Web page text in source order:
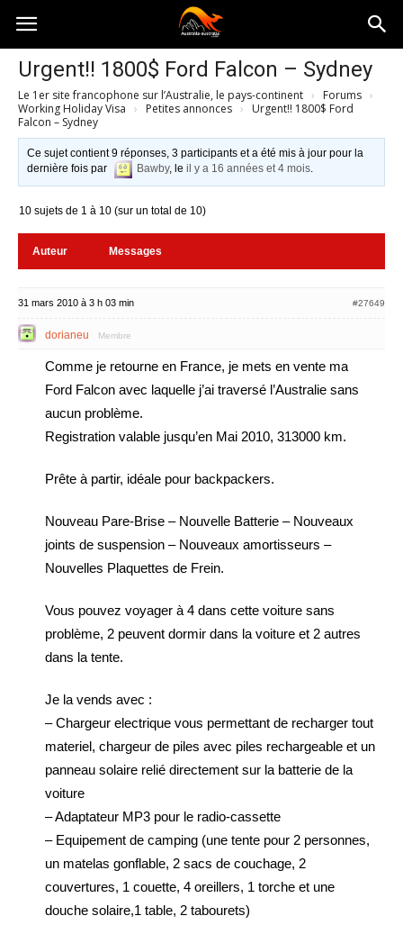
Australia-
australie.com
Urgent!! 1800$ Ford Falcon – Sydney
Le 1er site francophone sur l’Australie, le pays-continent › Forums ›
Working Holiday Visa › Petites annonces ›
Urgent!! 1800$ Ford
Falcon – Sydney
Ce sujet contient 9 réponses, 3 participants et a été mis à jour pour la
dernière fois par
Bawby, leil y a 16 années et 4 mois.
10 sujets de 1 à 10 (sur un total de 10)
Auteur Messages
31 mars 2010 à 3 h 03 min #27649
dorianeu Membre
Comme je retourne en France, je mets en vente ma
Ford Falcon avec laquelle j’ai traversé l’Australie sans
aucun problème.
Registration valable jusqu’en Mai 2010, 313000 km.
Prête à partir, idéale pour backpackers.
Nouveau Pare-Brise – Nouvelle Batterie – Nouveaux
joints de suspension – Nouveaux amortisseurs –
Nouvelles Plaquettes de Frein.
Vous pouvez voyager à 4 dans cette voiture sans
problème, 2 peuvent dormir dans la voiture et 2 autres
dans la tente.
Je la vends avec :
– Chargeur electrique vous permettant de recharger tout
materiel, chargeur de piles avec piles rechargeable et un
panneau solaire relié directement sur la batterie de la
voiture
– Adaptateur MP3 pour le radio-cassette
– Equipement de camping (une tente pour 2 personnes,
un matelas gonflable, 2 sacs de couchage, 2
couvertures, 1 couette, 4 oreillers, 1 torche et une
douche solaire,1 table, 2 tabourets)